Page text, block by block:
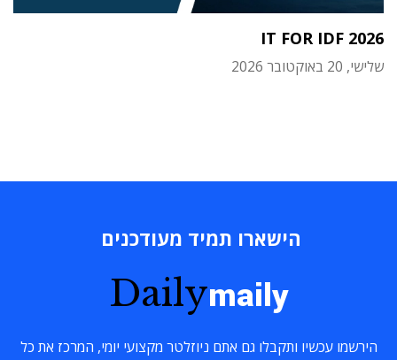
IT FOR IDF 2026
שלישי, 20 באוקטובר 2026
הישארו תמיד מעודכנים
Dailymaily
הירשמו עכשיו ותקבלו גם אתם ניוזלטר מקצועי יומי, המרכז את כל